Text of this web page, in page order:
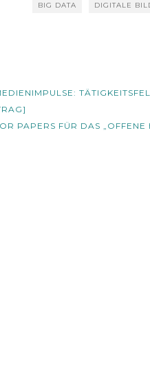
BIG DATA DIGITALE
PAPERS FÜR DAS